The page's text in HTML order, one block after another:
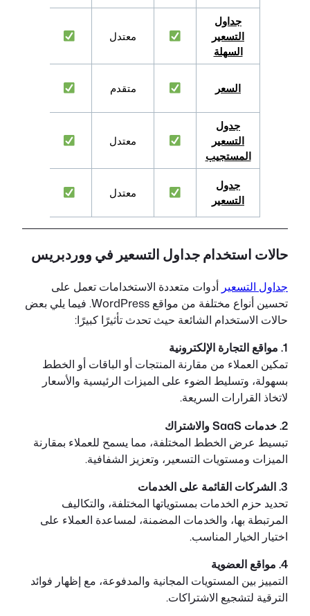
جداول
التسعير
السهلة
معتدل
السعر متقدم
جدول
التسعير
المستجيب
معتدل
جدول
التسعير
معتدل
حالات استخدام جداول التسعير في ووردبريس
جداول التسعير أدوات متعددة الاستخدامات تعمل على
تحسين أنواع مختلفة من مواقع WordPress. فيما يلي بعض
حالات الاستخدام الشائعة حيث تحدث تأثيرًا كبيرًا:
1. مواقع التجارة الإلكترونية
تمكين العملاء من مقارنة المنتجات أو الباقات أو الخطط
بسهولة، وتسليط الضوء على الميزات الرئيسية والأسعار
لاتخاذ القرارات السريعة.
2. خدمات SaaS والاشتراك
تبسيط عرض الخطط المختلفة، مما يسمح للعملاء بمقارنة
الميزات ومستويات التسعير، وتعزيز الشفافية.
3. الشركات القائمة على الخدمات
تحديد حزم الخدمات بمستوياتها المختلفة، والتكاليف
المرتبطة بها، والخدمات المضمنة، لمساعدة العملاء على
اختيار الخيار المناسب.
4. مواقع العضوية
التمييز بين المستويات المجانية والمدفوعة، مع إظهار فوائد
الترقية لتشجيع الاشتراكات.